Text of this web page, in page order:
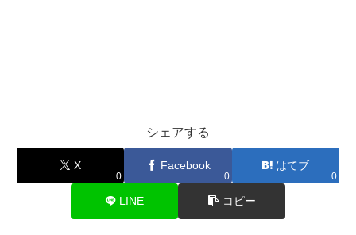
シェアする
X
0
Facebook
0
はてブ
0
LINE コピー